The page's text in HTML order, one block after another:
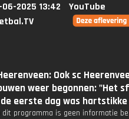
06-2025 13:42
YouTube
Ook sc
weer begonnen: "Het
eerste dag was hartstikke
dit programma is geen informatie